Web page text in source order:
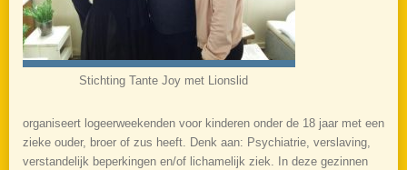
Stichting Tante Joy met Lionslid
organiseert logeerweekenden voor kinderen onder de 18 jaar met een
zieke ouder, broer of zus heeft. Denk aan: Psychiatrie, verslaving,
verstandelijk beperkingen en/of lichamelijk ziek. In deze gezinnen